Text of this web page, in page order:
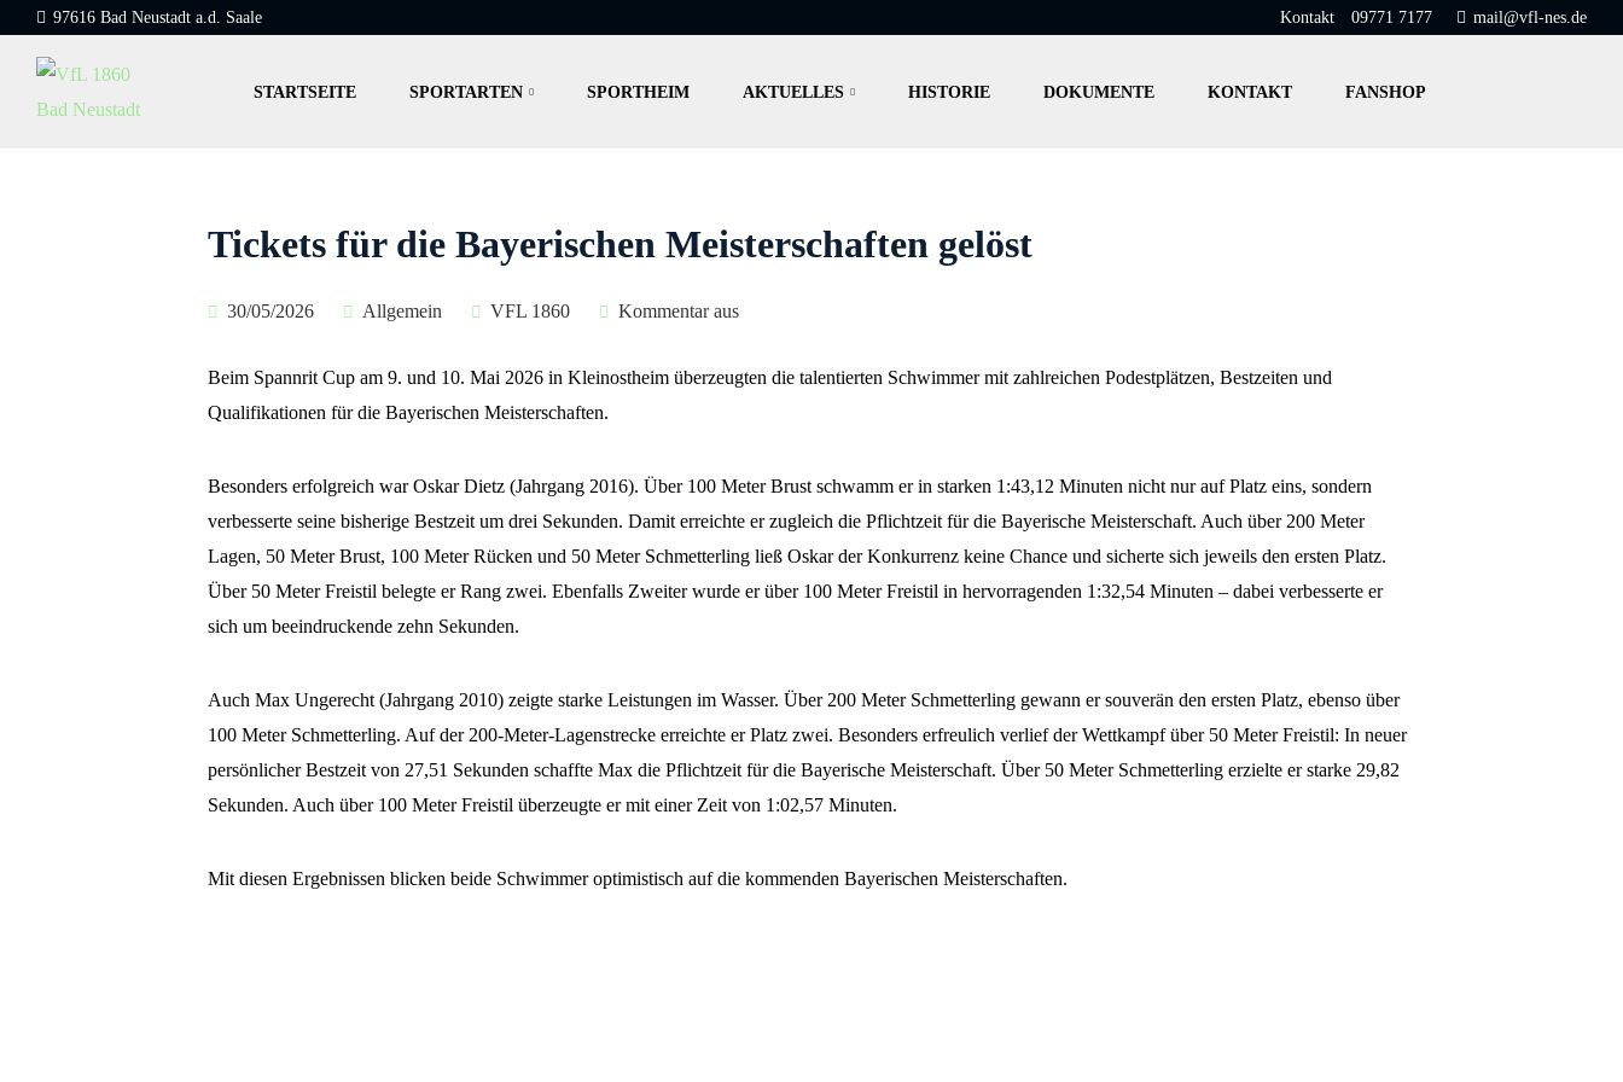
97616 Bad Neustadt a.d. Saale Kontakt 09771 7177 mail@vfl-nes.de
STARTSEITE SPORTARTEN SPORTHEIM AKTUELLES HISTORIE DOKUMENTE KONTAKT FANSHOP
Tickets für die Bayerischen Meisterschaften gelöst
30/05/2026 Allgemein VFL 1860 Kommentar aus
Beim Spannrit Cup am 9. und 10. Mai 2026 in Kleinostheim überzeugten die talentierten Schwimmer mit zahlreichen Podestplätzen, Bestzeiten und
Qualifikationen für die Bayerischen Meisterschaften.
Besonders erfolgreich war Oskar Dietz (Jahrgang 2016). Über 100 Meter Brust schwamm er in starken 1:43,12 Minuten nicht nur auf Platz eins, sondern
verbesserte seine bisherige Bestzeit um drei Sekunden. Damit erreichte er zugleich die Pflichtzeit für die Bayerische Meisterschaft. Auch über 200 Meter
Lagen, 50 Meter Brust, 100 Meter Rücken und 50 Meter Schmetterling ließ Oskar der Konkurrenz keine Chance und sicherte sich jeweils den ersten Platz.
Über 50 Meter Freistil belegte er Rang zwei. Ebenfalls Zweiter wurde er über 100 Meter Freistil in hervorragenden 1:32,54 Minuten – dabei verbesserte er
sich um beeindruckende zehn Sekunden.
Auch Max Ungerecht (Jahrgang 2010) zeigte starke Leistungen im Wasser. Über 200 Meter Schmetterling gewann er souverän den ersten Platz, ebenso über
100 Meter Schmetterling. Auf der 200-Meter-Lagenstrecke erreichte er Platz zwei. Besonders erfreulich verlief der Wettkampf über 50 Meter Freistil: In neuer
persönlicher Bestzeit von 27,51 Sekunden schaffte Max die Pflichtzeit für die Bayerische Meisterschaft. Über 50 Meter Schmetterling erzielte er starke 29,82
Sekunden. Auch über 100 Meter Freistil überzeugte er mit einer Zeit von 1:02,57 Minuten.
Mit diesen Ergebnissen blicken beide Schwimmer optimistisch auf die kommenden Bayerischen Meisterschaften.